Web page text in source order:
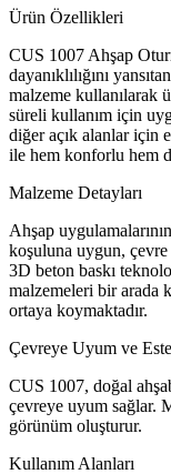
Ürün Özellikleri
CUS 1007 Ahşap
dayanıklılığını
malzeme kullanılarak
süreli kullanım için
diğer açık alanlar için
ile hem konforlu hem
Malzeme Detayları
Ahşap
koşuluna uygun, çevre
3D beton baskı
malzemeleri bir arada
ortaya koymaktadır.
Çevreye Uyum ve
CUS 1007, doğal
çevreye uyum sağlar.
görünüm oluşturur.
Kullanım Alanları